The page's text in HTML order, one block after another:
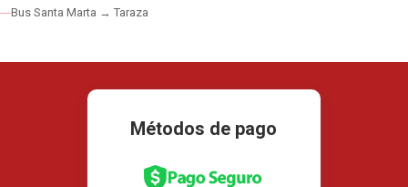
Bus Santa Marta → Taraza
Métodos de pago